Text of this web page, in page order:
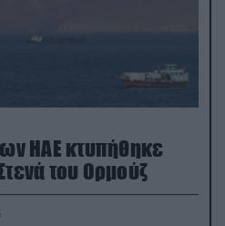
ΗΑΕ κτυπήθηκε
του Ορμούζ